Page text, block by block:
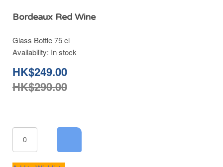
Bordeaux Red Wine
Glass Bottle 75 cl
Availability: In stock
HK$249.00
HK$290.00